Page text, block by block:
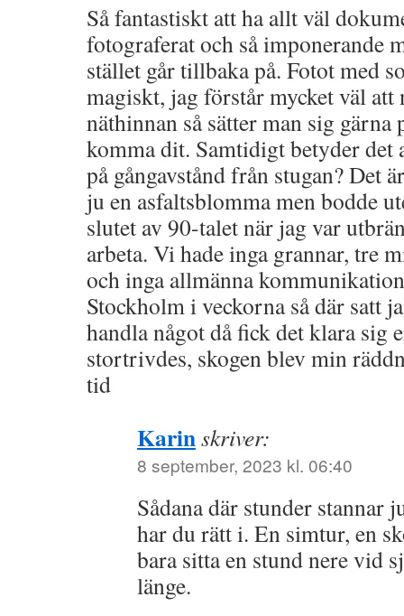
Så fantastiskt att ha allt väl
fotograferat och så imponerande
stället går tillbaka på. Fotot med
magiskt, jag förstår mycket väl att
näthinnan så sätter man sig gärna
komma dit. Samtidigt betyder det
på gångavstånd från stugan? Det
ju en asfaltsblomma men bodde
slutet av 90-talet när jag var
arbeta. Vi hade inga grannar, tre
och inga allmänna
Stockholm i veckorna så där satt
handla något då fick det klara sig
stortrivdes, skogen blev min
tid
Karinskriver:
8 september, 2023 kl. 06:40
Sådana där stunder stannar
har du rätt i. En simtur, en
bara sitta en stund nere vid
länge.